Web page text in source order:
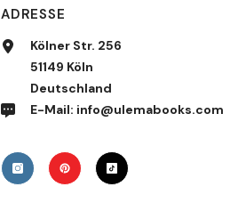
ADRESSE
Kölner Str. 256
51149 Köln
Deutschland
E-Mail: info@ulemabooks.com